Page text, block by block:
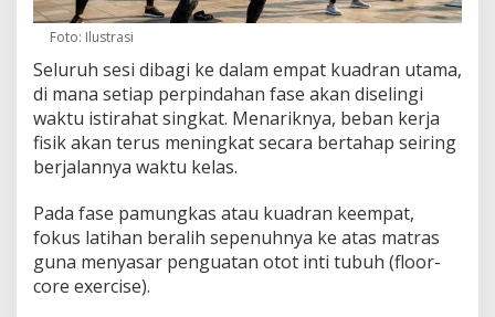
Foto: Ilustrasi
Seluruh sesi dibagi ke dalam empat kuadran utama,
di mana setiap perpindahan fase akan diselingi
waktu istirahat singkat. Menariknya, beban kerja
fisik akan terus meningkat secara bertahap seiring
berjalannya waktu kelas.
Pada fase pamungkas atau kuadran keempat,
fokus latihan beralih sepenuhnya ke atas matras
guna menyasar penguatan otot inti tubuh (floor-
core exercise).